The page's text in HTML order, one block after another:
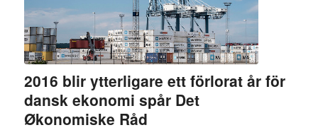
2016 blir ytterligare ett förlorat år för
dansk ekonomi spår Det
Økonomiske Råd